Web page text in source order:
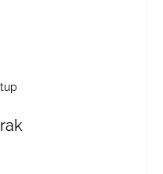
je 5 z 5 hvězdiček.
je 5 z 5 hvězdiček.